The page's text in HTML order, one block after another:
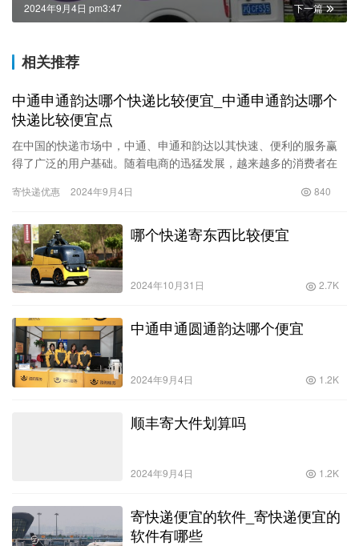
下一篇
2024年9月4日 pm3:47
相关推荐
中通申通韵达哪个快递比较便宜_中通申通韵达哪个
快递比较便宜点
在中国的快递市场中，中通、申通和韵达以其快速、便利的服务赢
得了广泛的用户基础。随着电商的迅猛发展，越来越多的消费者在
越来越…
寄快递优惠 2024年9月4日 840
哪个快递寄东西比较便宜
2024年10月31日 2.7K
中通申通圆通韵达哪个便宜
2024年9月4日 1.2K
顺丰寄大件划算吗
2024年9月4日 1.2K
寄快递便宜的软件_寄快递便宜的
软件有哪些